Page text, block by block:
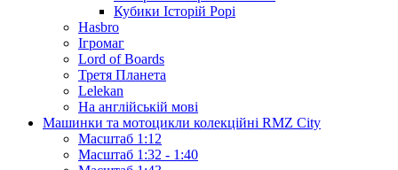
Кубики Історій Рорі
Hasbro
Ігромаг
Lord of Boards
Третя Планета
Lelekan
На англійській мові
Машинки та мотоцикли колекційні RMZ City
Масштаб 1:12
Масштаб 1:32 - 1:40